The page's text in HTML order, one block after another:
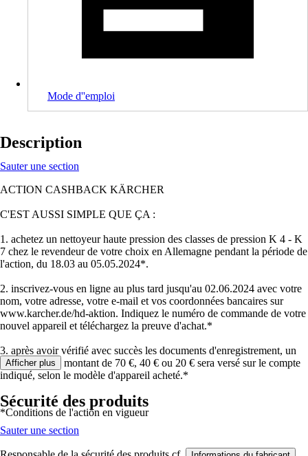
Mode d''emploi
Description
Sauter une section
ACTION CASHBACK KÄRCHER
C'EST AUSSI SIMPLE QUE ÇA :
1. achetez un nettoyeur haute pression des classes de pression K 4 - K
7 chez le revendeur de votre choix en Allemagne pendant la période de
l'action, du 18.03 au 05.05.2024*.
2. inscrivez-vous en ligne au plus tard jusqu'au 02.06.2024 avec votre
nom, votre adresse, votre e-mail et vos coordonnées bancaires sur
www.karcher.de/hd-aktion. Indiquez le numéro de commande de votre
nouvel appareil et téléchargez la preuve d'achat.*
3. après avoir vérifié avec succès les documents d'enregistrement, un
cashback d'un montant de 70 €, 40 € ou 20 € sera versé sur le compte
indiqué, selon le modèle d'appareil acheté.*
*Conditions de l'action en vigueur
Afficher plus
Sécurité des produits
Sauter une section